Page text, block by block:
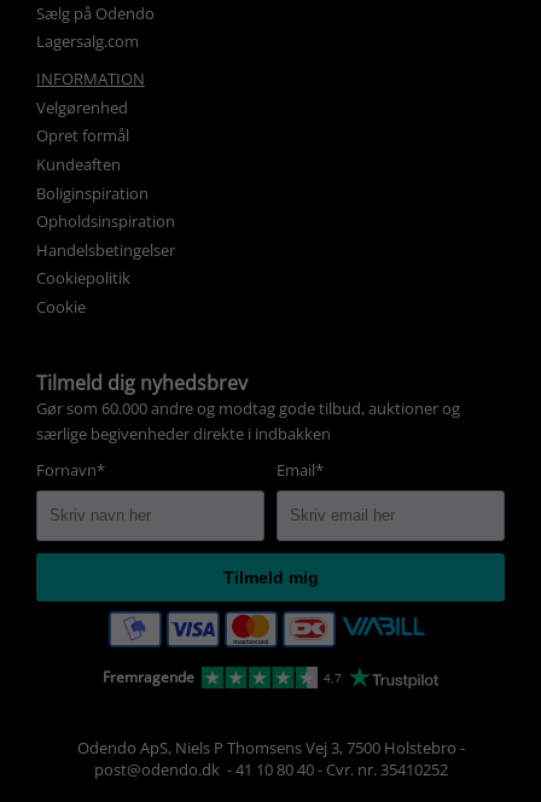
Sælg på Odendo
Lagersalg.com
INFORMATION
Velgørenhed
Opret formål
Kundeaften
Boliginspiration
Opholdsinspiration
Handelsbetingelser
Cookiepolitik
Cookie
Tilmeld dig nyhedsbrev
Gør som 60.000 andre og modtag gode tilbud, auktioner og
særlige begivenheder direkte i indbakken
Fornavn*
Email*
Tilmeld mig
Fremragende 4,7
Odendo ApS, Niels P Thomsens Vej 3, 7500 Holstebro -
post@odendo.dk -41 10 80 40- Cvr. nr. 35410252